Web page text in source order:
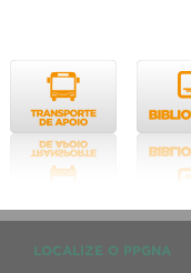
LOCALIZE O PPGNA